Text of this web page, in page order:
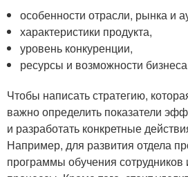
особенности отрасли, рынка и
характеристики продукта,
уровень конкуренции,
ресурсы и возможности
Чтобы написать стратегию,
важно определить показатели
и разработать конкретные
Например, для развития отдела
программы обучения сотрудников